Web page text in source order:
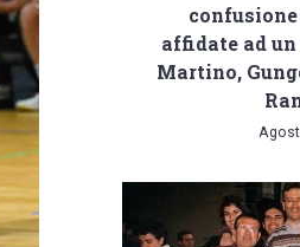
affidate ad
Martino,